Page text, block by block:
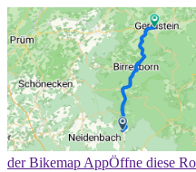
der Bikemap AppÖffne diese